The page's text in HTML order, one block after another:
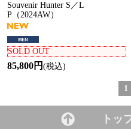
Souvenir Hunter S／L
P（2024AW）
SOLD OUT
85,800円 (税込)
1
トッ